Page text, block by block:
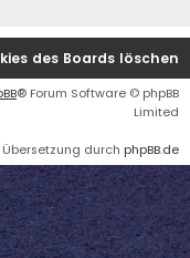
des Boards löschen
® Forum Software © phpBB
Limited
Übersetzung durch phpBB.de